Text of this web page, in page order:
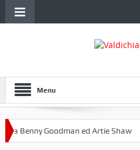
Menu
Benny Goodman ed Artie Shaw